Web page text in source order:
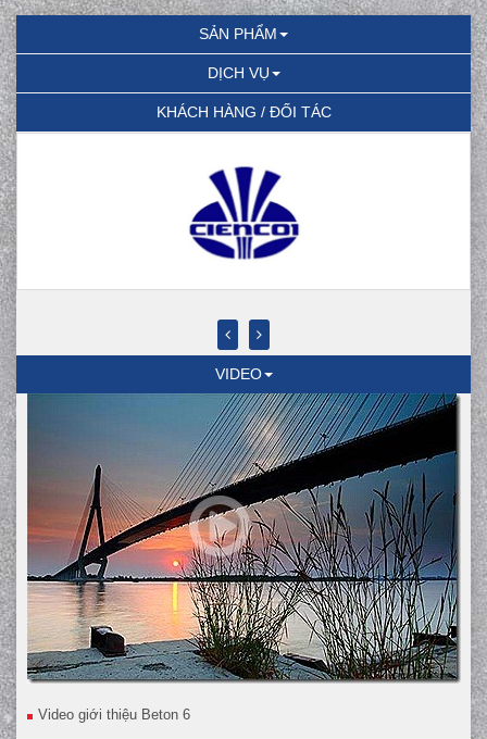
SẢN PHẨM
DỊCH VỤ
KHÁCH HÀNG / ĐỐI TÁC
VIDEO
Video giới thiệu Beton 6